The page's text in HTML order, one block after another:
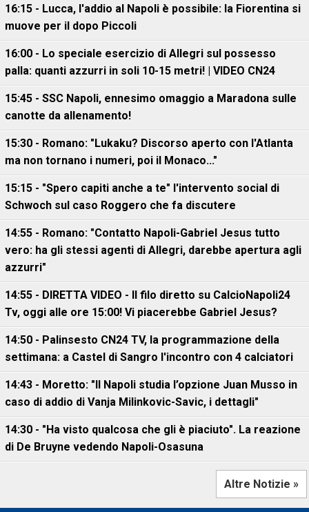
16:15 - Lucca, l'addio al Napoli è possibile: la Fiorentina si
muove per il dopo Piccoli
16:00 - Lo speciale esercizio di Allegri sul possesso
palla: quanti azzurri in soli 10-15 metri! | VIDEO CN24
15:45 - SSC Napoli, ennesimo omaggio a Maradona sulle
canotte da allenamento!
15:30 - Romano: "Lukaku? Discorso aperto con l'Atlanta
ma non tornano i numeri, poi il Monaco..."
15:15 - "Spero capiti anche a te" l'intervento social di
Schwoch sul caso Roggero che fa discutere
14:55 - Romano: "Contatto Napoli-Gabriel Jesus tutto
vero: ha gli stessi agenti di Allegri, darebbe apertura agli
azzurri"
14:55 - DIRETTA VIDEO - Il filo diretto su CalcioNapoli24
Tv, oggi alle ore 15:00! Vi piacerebbe Gabriel Jesus?
14:50 - Palinsesto CN24 TV, la programmazione della
settimana: a Castel di Sangro l'incontro con 4 calciatori
14:43 - Moretto: "Il Napoli studia l’opzione Juan Musso in
caso di addio di Vanja Milinkovic-Savic, i dettagli"
14:30 - "Ha visto qualcosa che gli è piaciuto". La reazione
di De Bruyne vedendo Napoli-Osasuna
Altre Notizie »